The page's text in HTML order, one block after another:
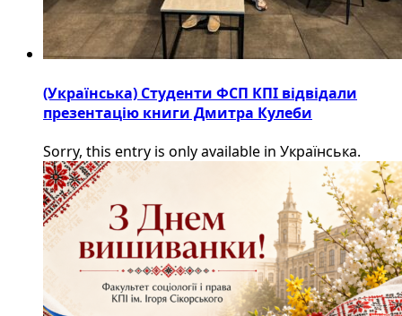
(Українська) Студенти ФСП КПІ відвідали
презентацію книги Дмитра Кулеби
Sorry, this entry is only available in Українська.